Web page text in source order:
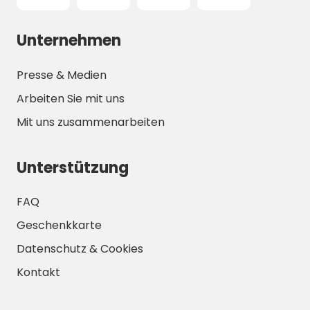
Unternehmen
Presse & Medien
Arbeiten Sie mit uns
Mit uns zusammenarbeiten
Unterstützung
FAQ
Geschenkkarte
Datenschutz & Cookies
Kontakt